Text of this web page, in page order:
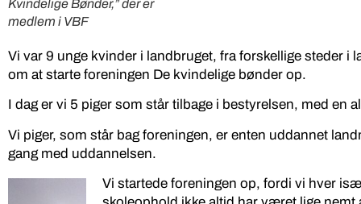
Kvindelige Bønder,” der er
medlem i VBF
Vi var 9 unge kvinder i landbruget, fra forskellige steder i
om at starte foreningen De kvindelige bønder op.
I dag er vi 5 piger som står tilbage i bestyrelsen, med en
Vi piger, som står bag foreningen, er enten uddannet
gang med uddannelsen.
Vi startede foreningen op, fordi vi hver